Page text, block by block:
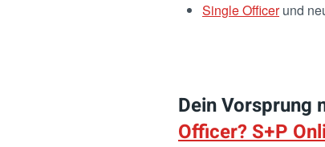
Single Officerund
Dein Vorsprung
Officer? S+P